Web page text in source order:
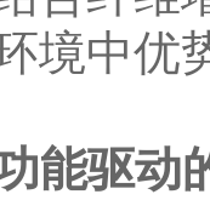
境中优
能驱动